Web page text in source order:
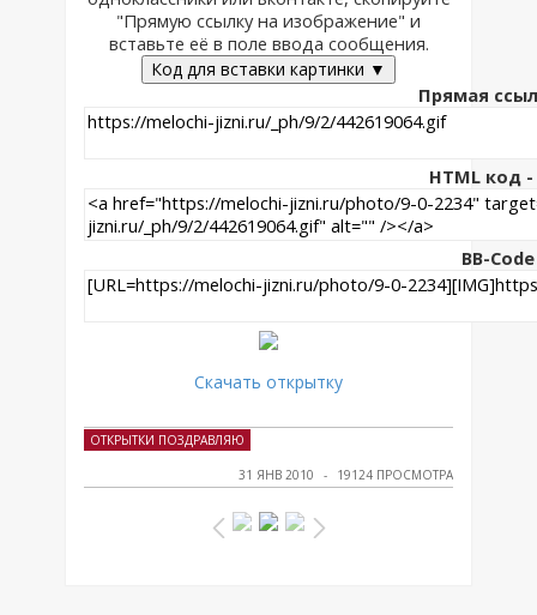
"Прямую ссылку на изображение" и
вставьте её в поле ввода сообщения.
Код для вставки картинки ▼
Прямая
HTML код
BB-
Скачать открытку
ОТКРЫТКИ ПОЗДРАВЛЯЮ
31 ЯНВ 2010 19124 ПРОСМОТРА